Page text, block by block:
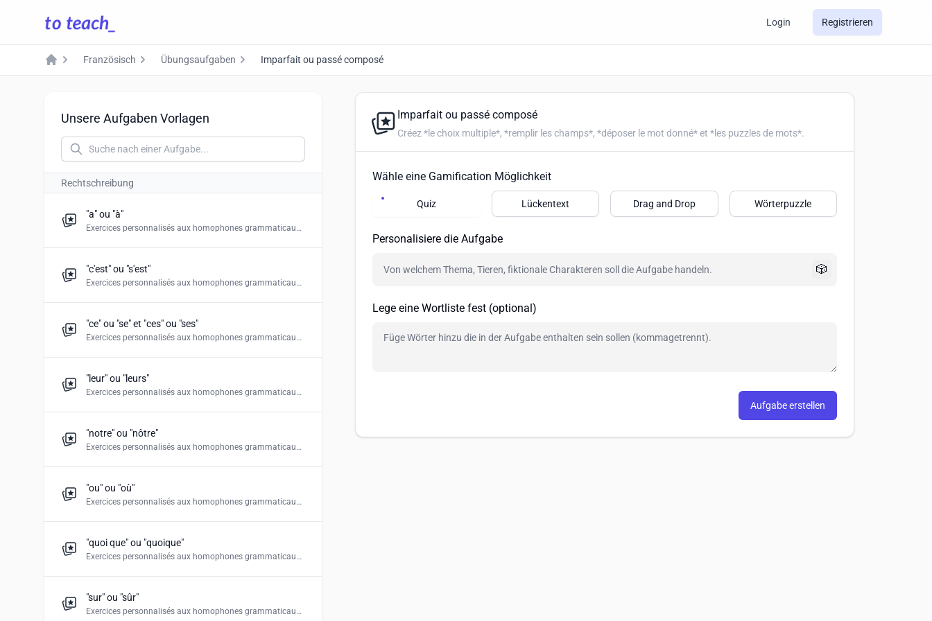
Login Registrieren
Home
Französisch Übungsaufgaben Imparfait ou passé composé
Imparfait ou passé composé
Créez *le choix multiple*, *remplir les champs*, *déposer le mot donné* et *les puzzles de mots*.
Wähle eine Gamification Möglichkeit
Quiz Lückentext Drag and Drop Wörterpuzzle
Personalisiere die Aufgabe
🎲
Lege eine Wortliste fest (optional)
Aufgabe erstellen
Unsere Aufgaben Vorlagen
Rechtschreibung
"a" ou "à"
Exercices personnalisés aux homophones grammaticaux. Créez "le choix multiple", "remplir les champs", "déposer le mot donné" et les puzzles de mots".
"c'est" ou "s'est"
Exercices personnalisés aux homophones grammaticaux. Créez "le choix multiple", "remplir les champs", "déposer le mot donné" et les puzzles de mots".
"ce" ou "se" et "ces" ou "ses"
Exercices personnalisés aux homophones grammaticaux. Créez "le choix multiple", "remplir les champs", "déposer le mot donné" et les puzzles de mots".
"leur" ou "leurs"
Exercices personnalisés aux homophones grammaticaux. Créez "le choix multiple", "remplir les champs", "déposer le mot donné" et les puzzles de mots".
"notre" ou "nôtre"
Exercices personnalisés aux homophones grammaticaux. "notre" et "nôtre" Créez "le choix multiple", "remplir les champs", "déposer le mot donné" et les puzzles de mots".
"ou" ou "où"
Exercices personnalisés aux homophones grammaticaux. Créez "le choix multiple", "remplir les champs", "déposer le mot donné" et les puzzles de mots".
"quoi que" ou "quoique"
Exercices personnalisés aux homophones grammaticaux. Créez "le choix multiple", "remplir les champs", "déposer le mot donné" et les puzzles de mots".
"sur" ou "sûr"
Exercices personnalisés aux homophones grammaticaux. Créez "le choix multiple", "remplir les champs", "déposer le mot donné" et les puzzles de mots".